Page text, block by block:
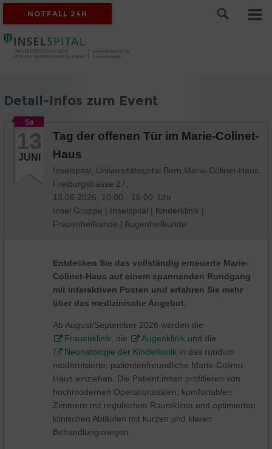
NOTFALL 24H
Detail-Infos zum Event
Sa
13
JUNI
Tag der offenen Tür im Marie-Colinet-
Haus
Inselspital, Universitätsspital Bern,Marie-Colinet-Haus,
Freiburgstrasse 27,
13.06.2026, 10:00 - 16:00 Uhr
Insel Gruppe | Inselspital | Kinderklinik |
Frauenheilkunde | Augenheilkunde
Entdecken Sie das vollständig erneuerte Marie-
Colinet-Haus auf einem spannenden Rundgang
mit interaktiven Posten und erfahren Sie mehr
über das medizinische Angebot.
Ab August/September 2026 werden die
Frauenklinik , die Augenklinik und die
Neonatologie der Kinderklinik in das rundum
modernisierte, patientenfreundliche Marie-Colinet-
Haus einziehen. Die Patient:innen profitieren von
hochmodernen Operationssälen, komfortablen
Zimmern mit reguliertem Raumklima und optimierten
klinischen Abläufen mit kurzen und klaren
Behandlungswegen.